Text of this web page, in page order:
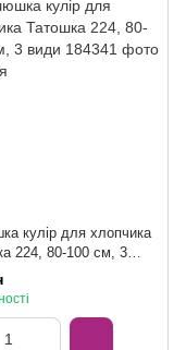
кулір для хлопчика
224, 80-100 см, 3